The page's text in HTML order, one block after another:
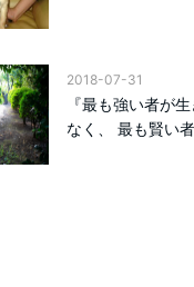
2018-07-31
『最も強い者が
なく、 最も賢い